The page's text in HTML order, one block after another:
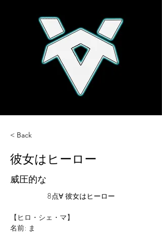
< Back
彼女はヒーロー
威圧的な
8点∀ 彼女はヒーロー
【ヒロ・シェ・マ】
名前: ま